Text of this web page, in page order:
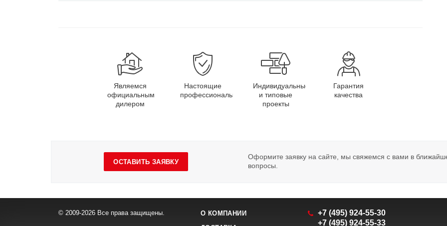
Являемся
официальным
дилером
Настоящие
профессионалы
Индивидуальные
и типовые
проекты
Гарантия
качества
ОСТАВИТЬ ЗАЯВКУ
Оформите заявку на сайте, мы свяжемся с вами в
вопросы.
© 2009-2026 Все права защищены.
О КОМПАНИИ
+7 (495) 924-55-30
+7 (495) 924-55-33